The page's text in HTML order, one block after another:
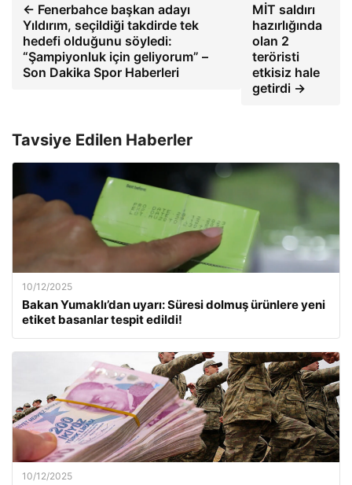
← Fenerbahce başkan adayı
Yıldırım, seçildiği takdirde tek
hedefi olduğunu söyledi:
“Şampiyonluk için geliyorum” –
Son Dakika Spor Haberleri
MİT saldırı
hazırlığında
olan 2
teröristi
etkisiz hale
getirdi →
Tavsiye Edilen Haberler
10/12/2025
Bakan Yumaklı’dan uyarı: Süresi dolmuş ürünlere yeni
etiket basanlar tespit edildi!
10/12/2025